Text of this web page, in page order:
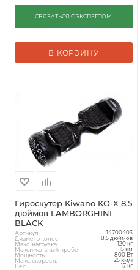
СВЯЗАТЬСЯ С ЭКСПЕРТОМ
В КОРЗИНУ
Гироскутер Kiwano KO-X 8.5
дюймов LAMBORGHINI
BLACK
Артикул 14700403
Диаметр колес 8.5 дюймов
Макс. нагрузка 120 кг
Максимальный пробег 15 км
Мощность 800 Вт
Макс. скорость 25 км/ч
Вес 17 кг